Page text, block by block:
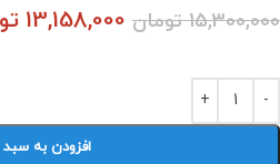
15,300,000 تومان 13,158,000
افزودن به سبد